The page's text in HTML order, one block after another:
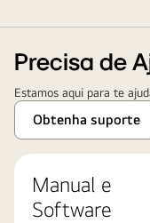
Precisa de
Estamos aqui para te
Obtenha suporte
Manual e
Software